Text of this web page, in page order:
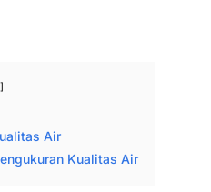
Air
Kualitas Air